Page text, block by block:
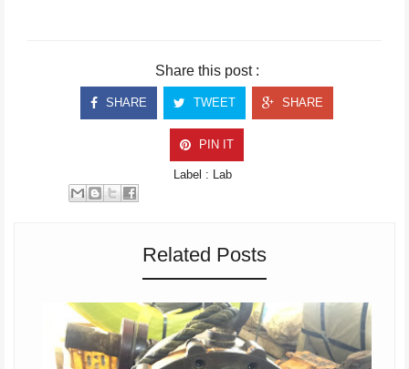
Share this post :
SHARE TWEET SHARE
PIN IT
Label : Lab
Related Posts